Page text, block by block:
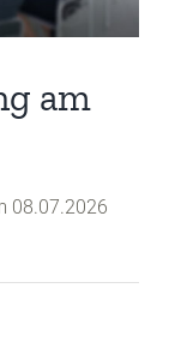
am
08.07.2026